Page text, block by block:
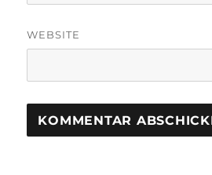
WEBSITE